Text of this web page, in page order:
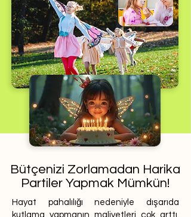
Bütçenizi Zorlamadan Harika
Partiler Yapmak Mümkün!
Hayat pahalılığı nedeniyle dışarıda
kutlama yapmanın maliyetleri çok arttı.